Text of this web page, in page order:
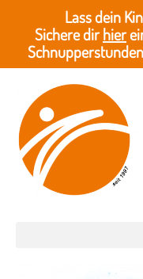
Lass dein
Sichere dirhier